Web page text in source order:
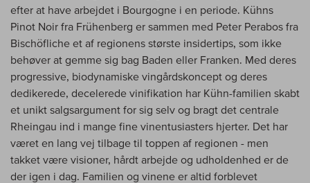
efter at have arbejdet i Bourgogne i en periode. Kühns
Pinot Noir fra Frühenberg er sammen med Peter Perabos fra
Bischöfliche et af regionens største insidertips, som ikke
behøver at gemme sig bag Baden eller Franken. Med deres
progressive, biodynamiske vingårdskoncept og deres
dedikerede, decelerede vinifikation har Kühn-familien skabt
et unikt salgsargument for sig selv og bragt det centrale
Rheingau ind i mange fine vinentusiasters hjerter. Det har
været en lang vej tilbage til toppen af regionen - men
takket være visioner, hårdt arbejde og udholdenhed er de
der igen i dag. Familien og vinene er altid forblevet